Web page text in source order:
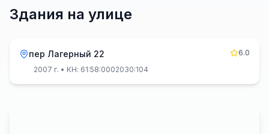
Здания на улице
пер Лагерный 22
6.0
2007 г. • КН: 61:58:0002030:104